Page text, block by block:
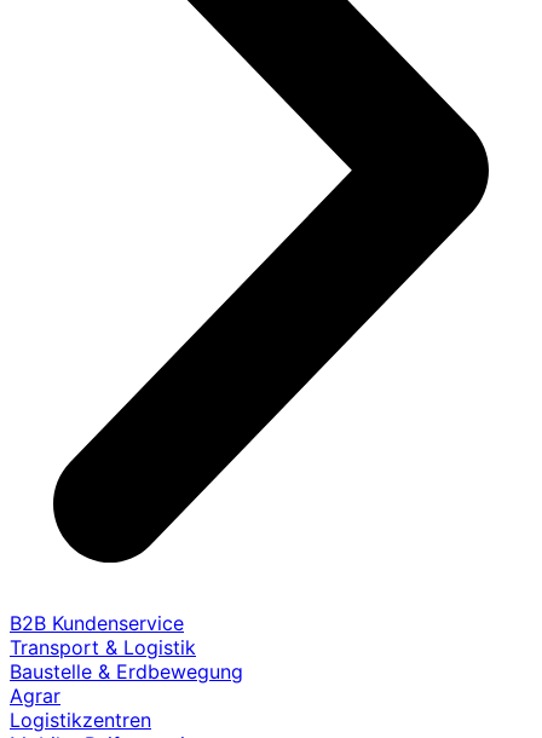
B2B Kundenservice
Transport & Logistik
Baustelle & Erdbewegung
Agrar
Logistikzentren